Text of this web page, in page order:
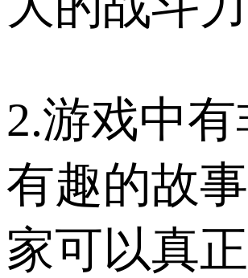
2.游戏中有
有趣的故
家可以真